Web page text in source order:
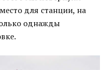
для станции, на
однажды